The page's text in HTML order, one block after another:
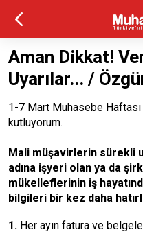
Aman Dikkat!
Uyarılar... /
1-7 Mart Muhasebe Haftası
kutluyorum.
Mali müşavirlerin sürekli
adına işyeri olan ya da
mükelleflerinin iş
bilgileri bir kez daha
1. Her ayın fatura ve